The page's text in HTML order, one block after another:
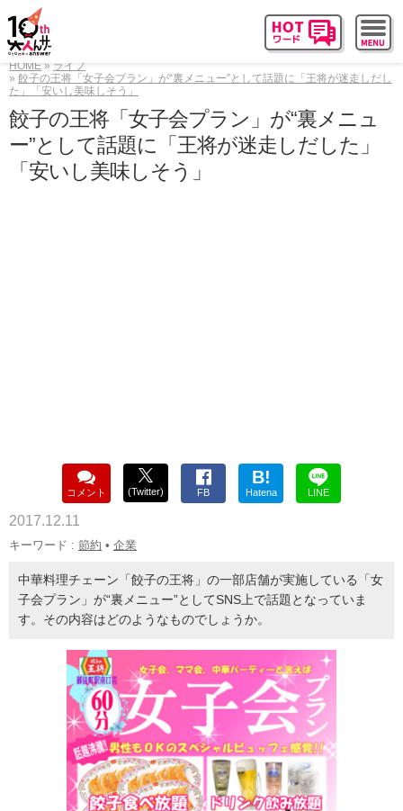
HOME
ライフ
餃子の王将「女子会プラン」が“裏メニュー”として話題に「王将が迷走しだし
た」「安いし美味しそう」
餃子の王将「女子会プラン」が“裏メニュ
ー”として話題に「王将が迷走しだした」
「安いし美味しそう」
コメント (Twitter) FB
B!
Hatena LINE
2017.12.11
キーワード : 節約 • 企業
中華料理チェーン「餃子の王将」の一部店舗が実施している「女
子会プラン」が“裏メニュー”としてSNS上で話題となっていま
す。その内容はどのようなものでしょうか。